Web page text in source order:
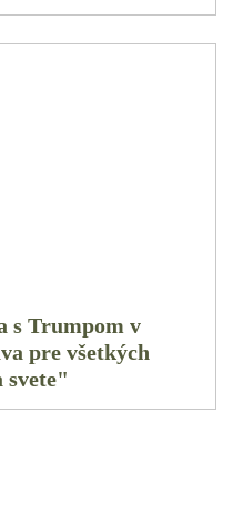
s Trumpom v
pre všetkých